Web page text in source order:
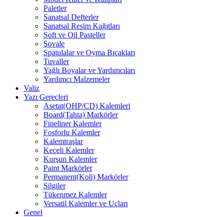
Paletler
Sanatsal Defterler
Sanatsal Resim Kağıtları
Soft ve Oil Pasteller
Şovale
Spatulalar ve Oyma Bıçakları
Tuvaller
Yağlı Boyalar ve Yardımcıları
Yardımcı Malzemeler
Valiz
Yazı Gereçleri
Asetat(OHP/CD) Kalemleri
Board(Tahta) Markörler
Fineliner Kalemler
Fosforlu Kalemler
Kalemtraşlar
Keçeli Kalemler
Kurşun Kalemler
Paint Markörler
Permanent(Koli) Markörler
Silgiler
Tükenmez Kalemler
Versatil Kalemler ve Uçları
Genel